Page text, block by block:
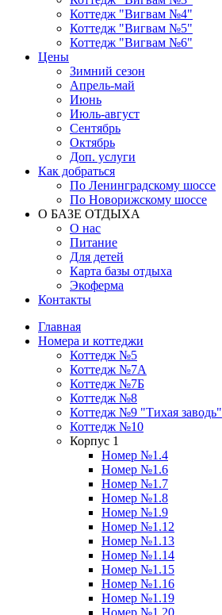
Коттедж "Вигвам №4"
Коттедж "Вигвам №5"
Коттедж "Вигвам №6"
Цены
Зимний сезон
Апрель-май
Июнь
Июль-август
Сентябрь
Октябрь
Доп. услуги
Как добраться
По Ленинградскому шоссе
По Новорижскому шоссе
О БАЗЕ ОТДЫХА
О нас
Питание
Для детей
Карта базы отдыха
Экоферма
Контакты
Главная
Номера и коттеджи
Коттедж №5
Коттедж №7А
Коттедж №7Б
Коттедж №8
Коттедж №9 "Тихая заводь"
Коттедж №10
Корпус 1
Номер №1.4
Номер №1.6
Номер №1.7
Номер №1.8
Номер №1.9
Номер №1.12
Номер №1.13
Номер №1.14
Номер №1.15
Номер №1.16
Номер №1.19
Номер №1.20